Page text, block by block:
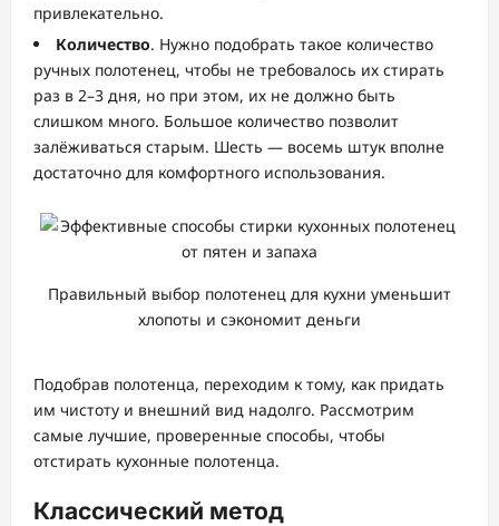
привлекательно.
Количество. Нужно подобрать такое количество
ручных полотенец, чтобы не требовалось их стирать
раз в 2–3 дня, но при этом, их не должно быть
слишком много. Большое количество позволит
залёживаться старым. Шесть — восемь штук вполне
достаточно для комфортного использования.
Правильный выбор полотенец для кухни уменьшит
хлопоты и сэкономит деньги
Подобрав полотенца, переходим к тому, как придать
им чистоту и внешний вид надолго. Рассмотрим
самые лучшие, проверенные способы, чтобы
отстирать кухонные полотенца.
Классический метод